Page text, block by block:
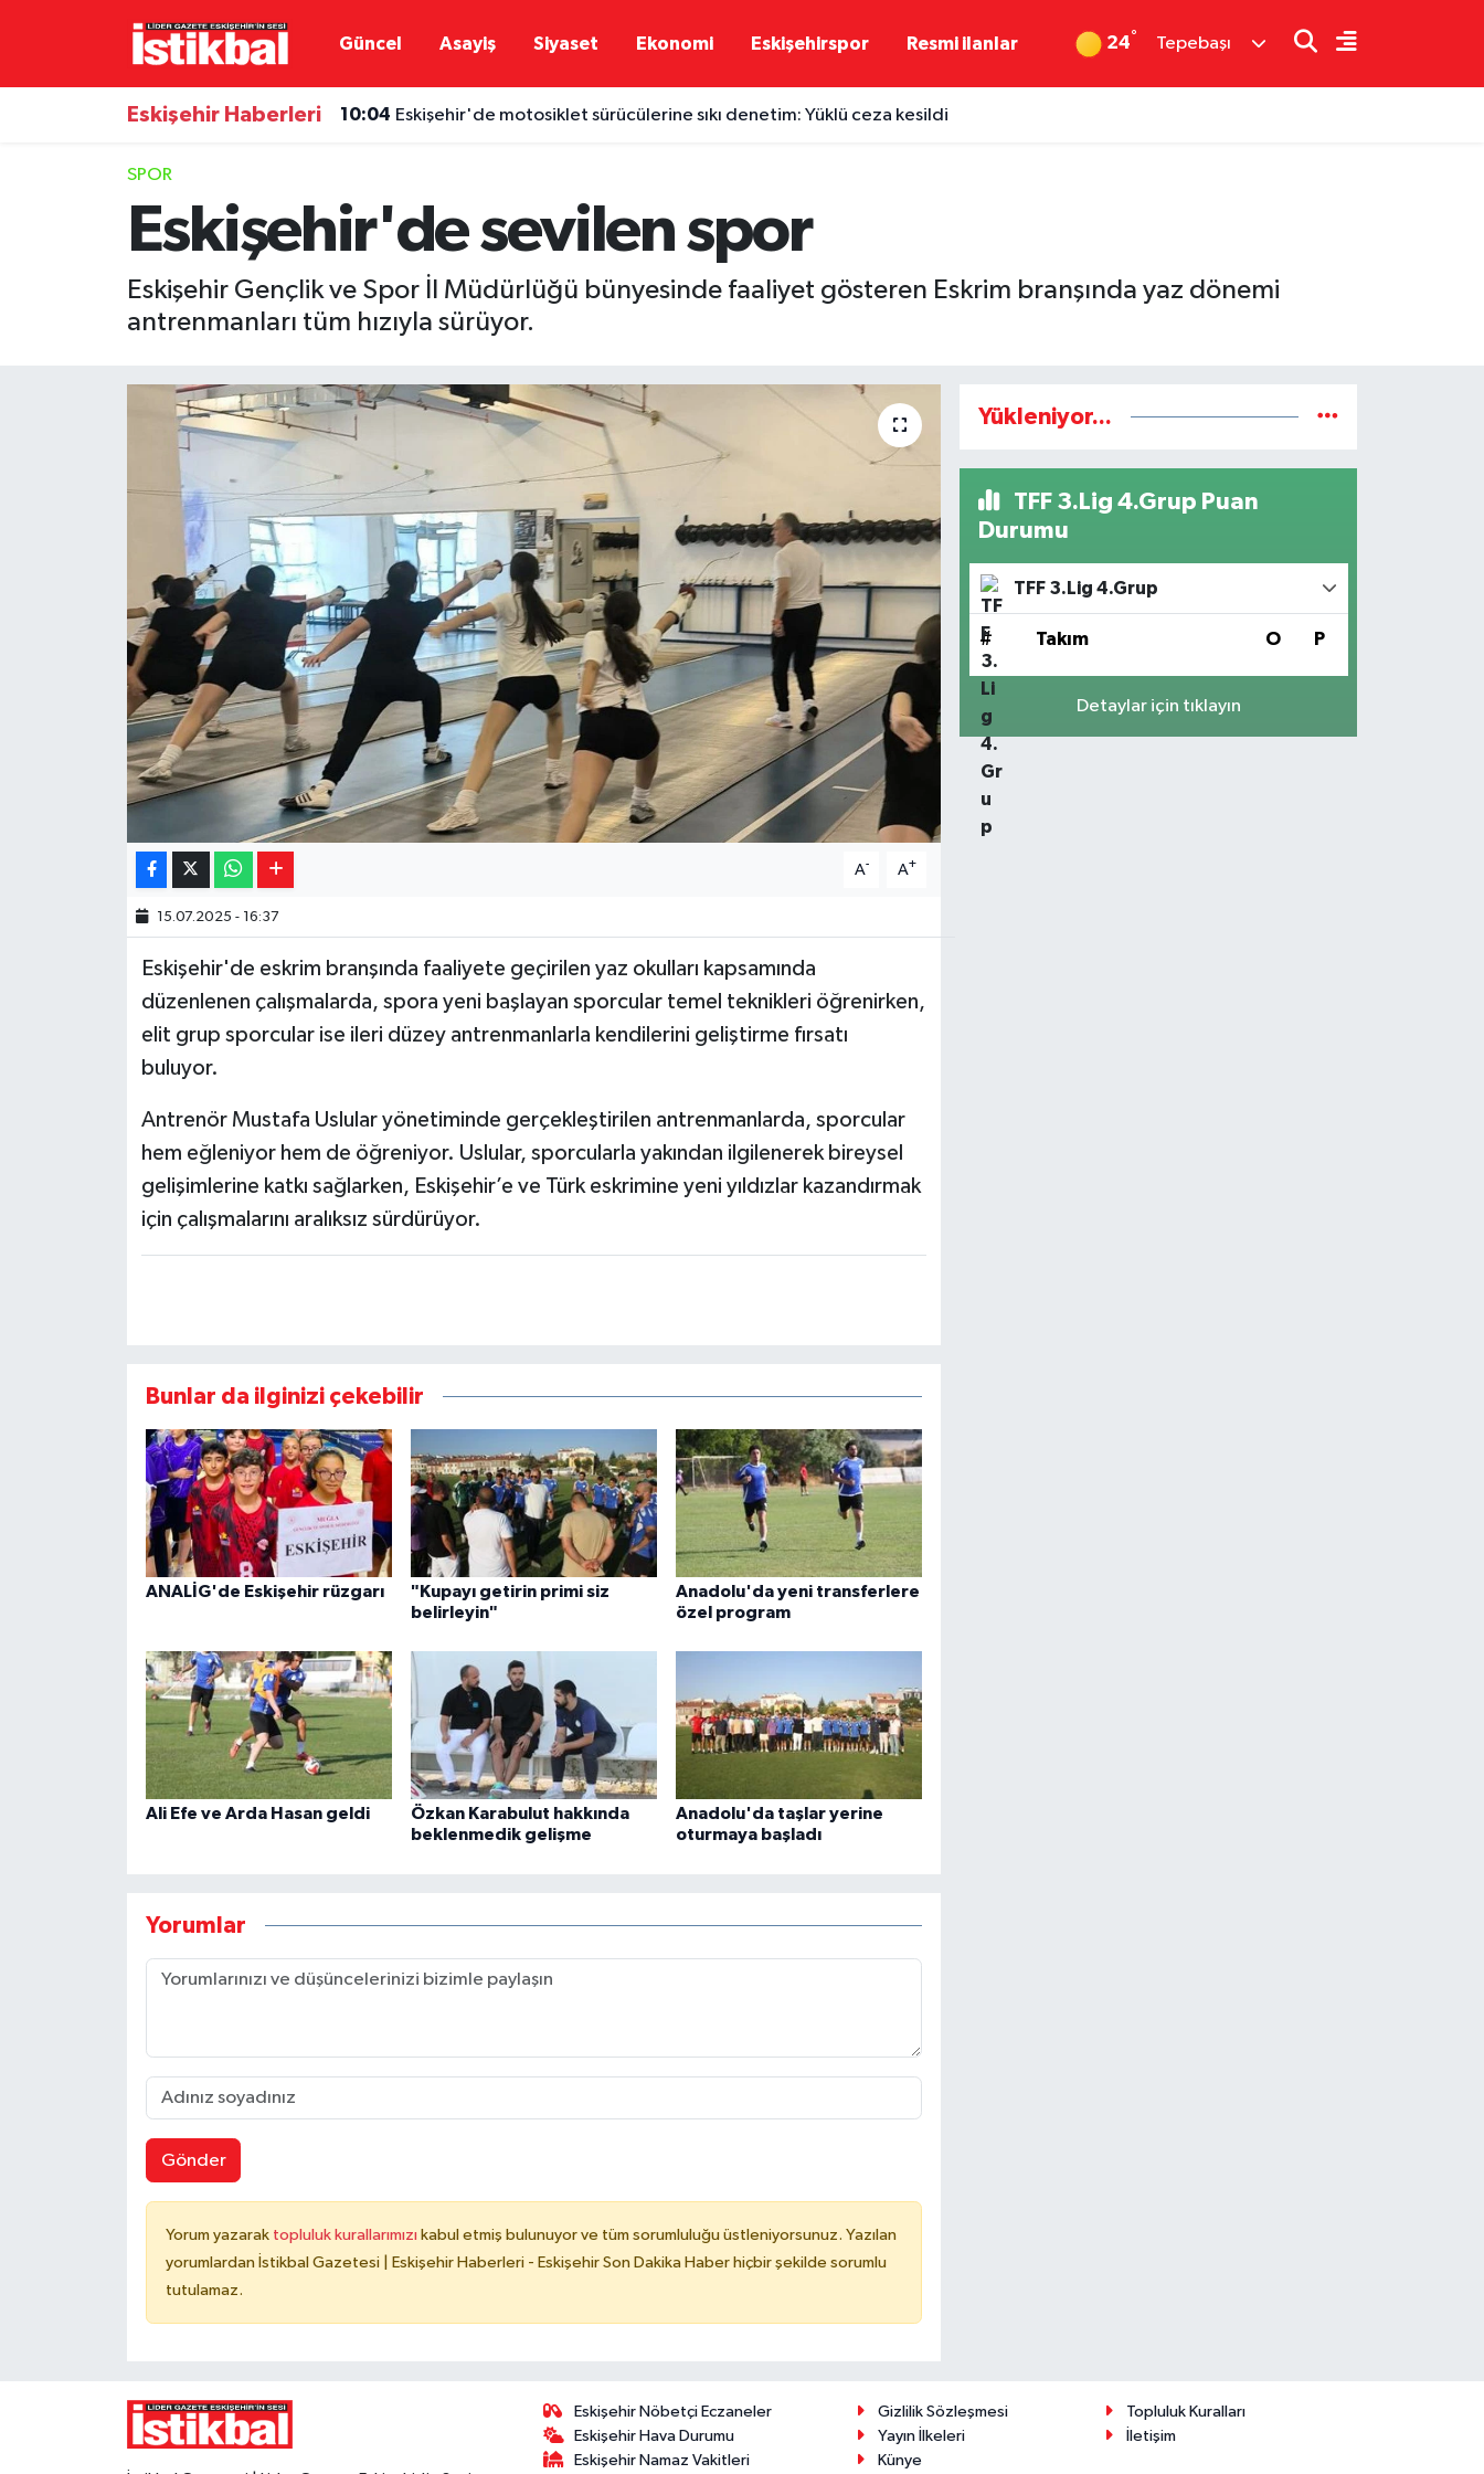
Güncel Asayiş Siyaset Ekonomi Eskişehirspor Resmi ilanlar 24° Tepebaşı
Eskişehir Haberleri 10:04 Eskişehir'de motosiklet sürücülerine sıkı denetim: Yüklü ceza kesildi
SPOR
Eskişehir'de sevilen spor
Eskişehir Gençlik ve Spor İl Müdürlüğü bünyesinde faaliyet gösteren Eskrim branşında yaz dönemi
antrenmanları tüm hızıyla sürüyor.
A- A+
15.07.2025 - 16:37
Eskişehir'de eskrim branşında faaliyete geçirilen yaz okulları kapsamında
düzenlenen çalışmalarda, spora yeni başlayan sporcular temel teknikleri öğrenirken,
elit grup sporcular ise ileri düzey antrenmanlarla kendilerini geliştirme fırsatı
buluyor.
Antrenör Mustafa Uslular yönetiminde gerçekleştirilen antrenmanlarda, sporcular
hem eğleniyor hem de öğreniyor. Uslular, sporcularla yakından ilgilenerek bireysel
gelişimlerine katkı sağlarken, Eskişehir’e ve Türk eskrimine yeni yıldızlar kazandırmak
için çalışmalarını aralıksız sürdürüyor.
Bunlar da ilginizi çekebilir
ANALİG'de Eskişehir rüzgarı
"Kupayı getirin primi siz
belirleyin"
Anadolu'da yeni transferlere
özel program
Ali Efe ve Arda Hasan geldi
Özkan Karabulut hakkında
beklenmedik gelişme
Anadolu'da taşlar yerine
oturmaya başladı
Yorumlar
Gönder
Yorum yazarak topluluk kurallarımızı kabul etmiş bulunuyor ve tüm sorumluluğu üstleniyorsunuz. Yazılan
yorumlardan İstikbal Gazetesi | Eskişehir Haberleri - Eskişehir Son Dakika Haber hiçbir şekilde sorumlu
tutulamaz.
Yükleniyor...
TFF 3.Lig 4.Grup Puan
Durumu
TFF 3.Lig 4.Grup
# Takım O P
Detaylar için tıklayın
Eskişehir Nöbetçi Eczaneler
Eskişehir Hava Durumu
Eskişehir Namaz Vakitleri
Gizlilik Sözleşmesi
Topluluk Kuralları
Yayın İlkeleri
İletişim
Künye
Eskişehirspor
Resmi ilanlar
Eskişehir Nöbetçi Eczaneler
Eskişehir Trafik Yoğunluk Haritası
TFF 3.Lig 4.Grup Puan Durumu ve Fikstür
Son Dakika Haberleri